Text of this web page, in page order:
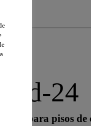
24
para pisos de